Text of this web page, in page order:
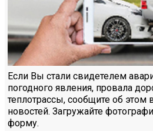
Если Вы стали свидетелем
погодного явления, провала
теплотрассы, сообщите об этом
новостей. Загружайте
форму.